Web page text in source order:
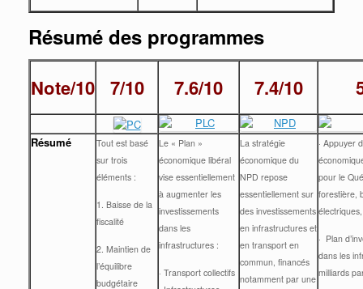
Résumé des programmes
Note/10 7/10 7.6/10 7.4/10
Résumé
Tout est basé
sur trois
éléments :
1. Baisse de la
fiscalité
2. Maintien de
l’équilibre
budgétaire
Le « Plan »
économique libéral
vise essentiellement
à augmenter les
investissements
dans les
infrastructures :
· Transport collectifs
La stratégie
économique du
NPD repose
essentiellement sur
des investissements
en infrastructures et
en transport en
commun, financés
notamment par une
· Appuyer
pour le
forestière,
· Plan
dans les
milliards